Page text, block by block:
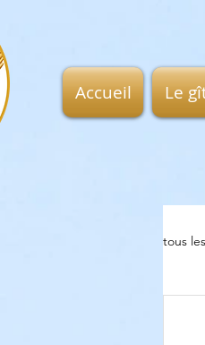
Accueil Le
tous